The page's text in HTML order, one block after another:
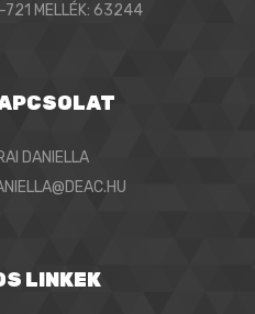
MELLÉK: 63244
DANIELLA
LINKEK